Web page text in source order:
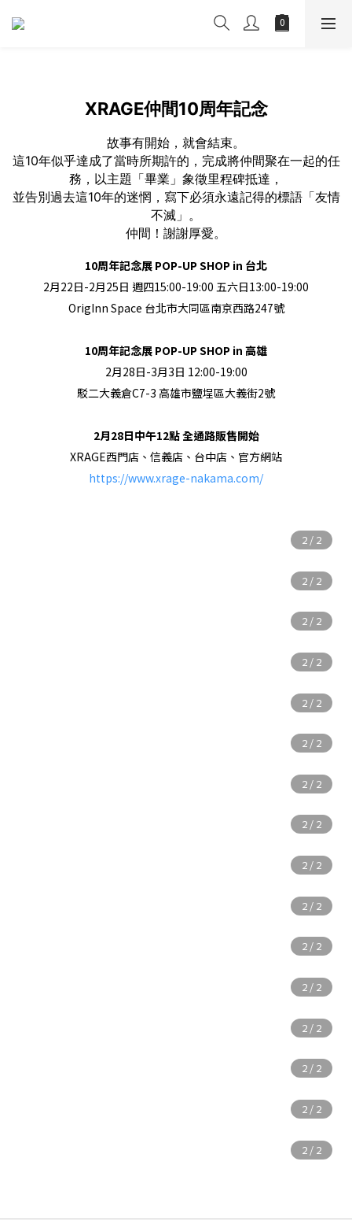
XRAGE仲間10周年記念
故事有開始，就會結束。
這10年似乎達成了當時所期許的，完成將仲間聚在一起的任
務，以主題「畢業」象徵里程碑抵達，
並告別過去這10年的迷惘，寫下必須永遠記得的標語「友情
不滅」。
仲間！謝謝厚愛。
10周年記念展 POP-UP SHOP in 台北
2月22日-2月25日 週四15:00-19:00 五六日13:00-19:00
OrigInn Space 台北市大同區南京西路247號
10周年記念展 POP-UP SHOP in 高雄
2月28日-3月3日 12:00-19:00
駁二大義倉C7-3 高雄市鹽埕區大義街2號
2月28日中午12點 全通路販售開始
XRAGE西門店、信義店、台中店、官方網站
https://www.xrage-nakama.com/